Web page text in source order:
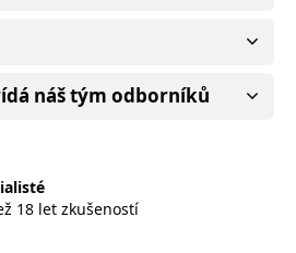
náš tým odborníků
18 let zkušeností